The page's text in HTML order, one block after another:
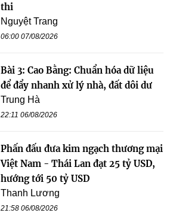
thi
Nguyệt Trang
06:00 07/08/2026
Bài 3: Cao Bằng: Chuẩn hóa dữ liệu
để đẩy nhanh xử lý nhà, đất dôi dư
Trung Hà
22:11 06/08/2026
Phấn đấu đưa kim ngạch thương mại
Việt Nam - Thái Lan đạt 25 tỷ USD,
hướng tới 50 tỷ USD
Thanh Lương
21:58 06/08/2026